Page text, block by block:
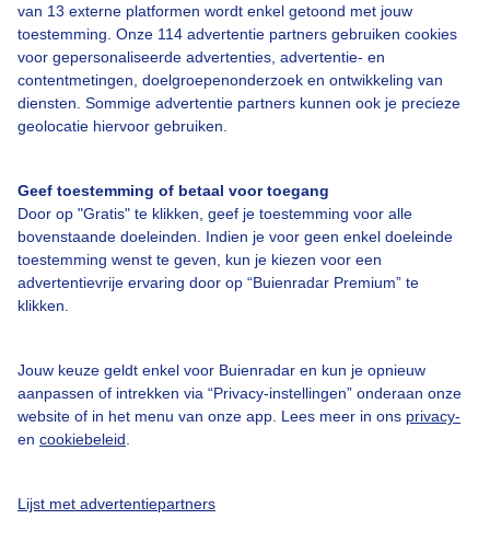
van 13 externe platformen wordt enkel getoond met jouw
toestemming. Onze 114 advertentie partners gebruiken cookies
voor gepersonaliseerde advertenties, advertentie- en
contentmetingen, doelgroepenonderzoek en ontwikkeling van
diensten. Sommige advertentie partners kunnen ook je precieze
geolocatie hiervoor gebruiken.
Geef toestemming of betaal voor toegang
Door op "Gratis" te klikken, geef je toestemming voor alle
bovenstaande doeleinden. Indien je voor geen enkel doeleinde
toestemming wenst te geven, kun je kiezen voor een
advertentievrije ervaring door op “Buienradar Premium” te
klikken.
Jouw keuze geldt enkel voor Buienradar en kun je opnieuw
aanpassen of intrekken via “Privacy-instellingen” onderaan onze
website of in het menu van onze app. Lees meer in ons privacy-
en cookiebeleid
Lijst met advertentiepartners
Over Buienradar
Bedrijfsgegevens
Veelgestelde vragen
Toegankelijkheid
Gebruikersvoorwaarden
Adverteren
Buienradar Team
Cookie beleid
Privacy instellingen
Gratis weerdata
@BuienradarNL